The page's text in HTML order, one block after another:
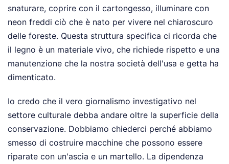
snaturare, coprire con il cartongesso, illuminare con
neon freddi ciò che è nato per vivere nel chiaroscuro
delle foreste. Questa struttura specifica ci ricorda che
il legno è un materiale vivo, che richiede rispetto e una
manutenzione che la nostra società dell'usa e getta ha
dimenticato.
Io credo che il vero giornalismo investigativo nel
settore culturale debba andare oltre la superficie della
conservazione. Dobbiamo chiederci perché abbiamo
smesso di costruire macchine che possono essere
riparate con un'ascia e un martello. La dipendenza